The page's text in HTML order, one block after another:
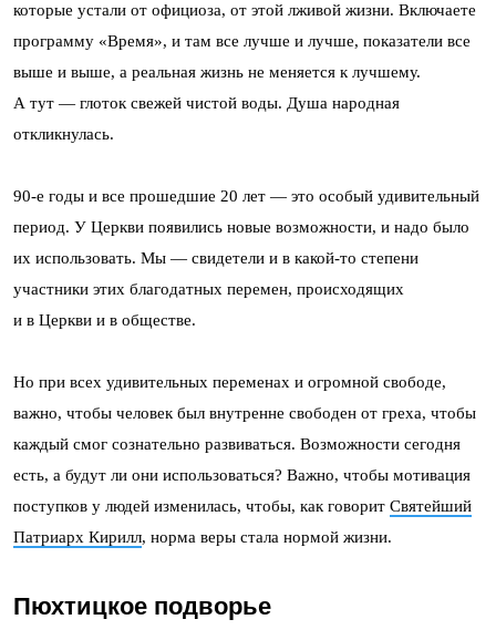
которые устали от официоза, от этой лживой жизни. Включаете
программу «Время», и там все лучше и лучше, показатели все
выше и выше, а реальная жизнь не меняется к лучшему.
А тут — глоток свежей чистой воды. Душа народная
откликнулась.
90-е годы и все прошедшие 20 лет — это особый удивительный
период. У Церкви появились новые возможности, и надо было
их использовать. Мы — свидетели и в какой-то степени
участники этих благодатных перемен, происходящих
и в Церкви и в обществе.
Но при всех удивительных переменах и огромной свободе,
важно, чтобы человек был внутренне свободен от греха, чтобы
каждый смог сознательно развиваться. Возможности сегодня
есть, а будут ли они использоваться? Важно, чтобы мотивация
поступков у людей изменилась, чтобы, как говорит Святейший
Патриарх Кирилл, норма веры стала нормой жизни.
Пюхтицкое подворье